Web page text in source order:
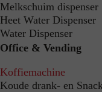
Filters
Melkschuim dispenser
Heet Water Dispenser
Water Dispenser
Office & Vending
Koffiemachine
Koude drank- en